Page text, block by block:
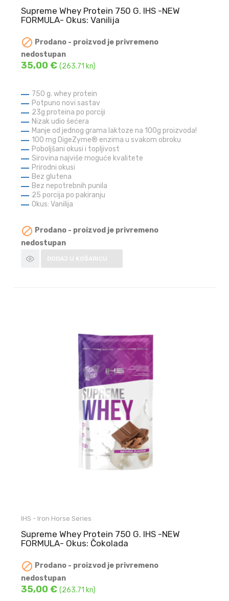
Supreme Whey Protein 750 G. IHS -NEW
FORMULA- Okus: Vanilija
 Prodano - proizvod je privremeno
nedostupan
35,00 €(263.71 kn)
750 g. whey protein
Potpuno novi sastav
23g proteina po porciji
Nizak udio šećera
Manje od jednog grama laktoze na 100g proizvoda!
100 mg DigeZyme® enzima u svakom obroku
Poboljšani okusi i topljivost
Sirovina najviše moguće kvalitete
Prirodni okusi
Bez glutena
Bez nepotrebnih punila
25 porcija po pakiranju
Okus: Vanilija
 Prodano - proizvod je privremeno
nedostupan
DODAJ U KOŠARICU
IHS - Iron Horse Series
Supreme Whey Protein 750 G. IHS -NEW
FORMULA- Okus: Čokolada
 Prodano - proizvod je privremeno
nedostupan
35,00 €(263.71 kn)